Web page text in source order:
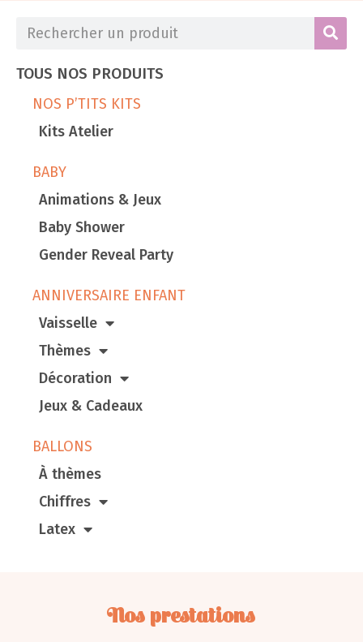
TOUS NOS PRODUITS
NOS P’TITS KITS
Kits Atelier
BABY
Animations & Jeux
Baby Shower
Gender Reveal Party
ANNIVERSAIRE ENFANT
Vaisselle
Thèmes
Décoration
Jeux & Cadeaux
BALLONS
À thèmes
Chiffres
Latex
Nos prestations